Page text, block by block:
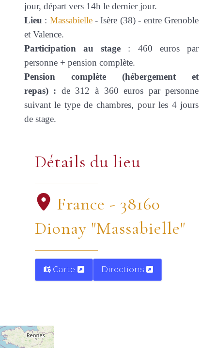
jour, départ vers 14h le dernier jour.
Lieu : Massabielle- Isère (38) - entre Grenoble
et Valence.
Participation au stage : 460 euros par
personne + pension complète.
Pension complète(hébergement et
repas): de 312 à 360 euros par personne
suivant le type de chambres, pour les 4 jours
de stage.
Détails du lieu
France - 38160
Dionay "Massabielle"
Carte Directions